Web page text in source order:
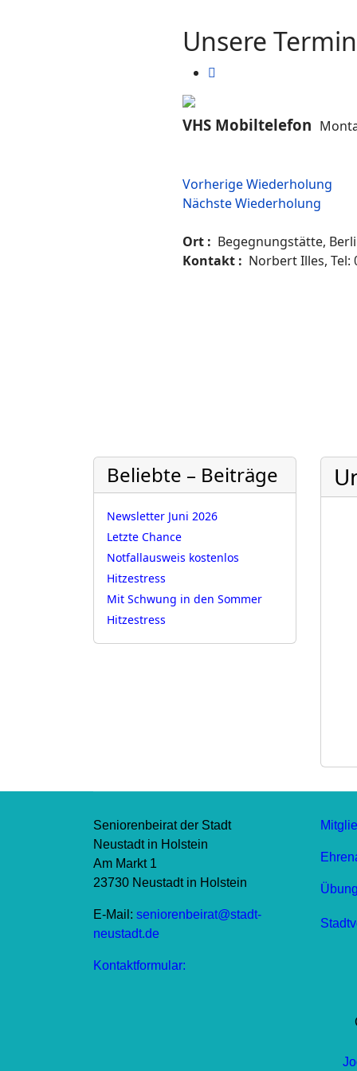
Unsere
VHS Mobiltelefon
Vorherige Wiederholung
Nächste Wiederholung
Ort : Begegnungstätte,
Kontakt : Norbert Illes, Tel:
Beliebte – Beiträge
Newsletter Juni 2026
Letzte Chance
Notfallausweis kostenlos
Hitzestress
Mit Schwung in den Sommer
Hitzestress
Seniorenbeirat der Stadt
Neustadt in Holstein
Am Markt 1
23730 Neustadt in Holstein
E-Mail: seniorenbeirat@stadt-
neustadt.de
Kontaktformular: